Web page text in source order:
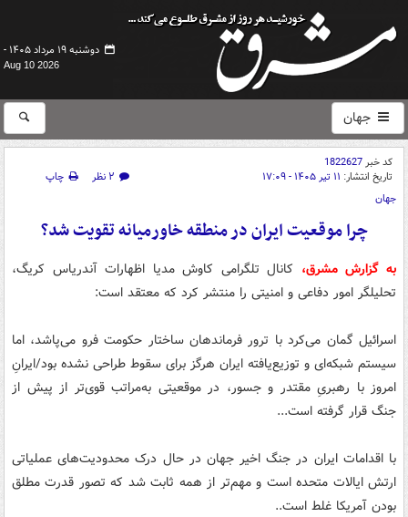
دوشنبه ۱۹ مرداد ۱۴۰۵ -
Aug 10 2026
جهان
کد خبر1822627
تاریخ انتشار: ۱۱ تیر ۱۴۰۵ - ۱۷:۰۹ ۲ نظر
چاپ
جهان
چرا موقعیت ایران در منطقه خاورمیانه تقویت شد؟
به گزارش مشرق، کانال تلگرامی کاوش مدیا اظهارات آندریاس کریگ،
تحلیلگر امور دفاعی و امنیتی را منتشر کرد که معتقد است:
اسرائیل گمان می‌کرد با ترور فرماندهان ساختار حکومت فرو می‌پاشد، اما
سیستم شبکه‌ای و توزیع‌یافته ایران هرگز برای سقوط طراحی نشده بود/ایرانِ
امروز با رهبریِ مقتدر و جسور، در موقعیتی به‌مراتب قوی‌تر از پیش از
جنگ قرار گرفته است...
با اقدامات ایران در جنگ اخیر جهان در حال درک محدودیت‌های عملیاتی
ارتش ایالات متحده است و مهم‌تر از همه ثابت شد که تصور قدرت مطلق
بودن آمریکا غلط است..